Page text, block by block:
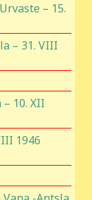
– 15.
– 31. VIII
– 10. XII
1946